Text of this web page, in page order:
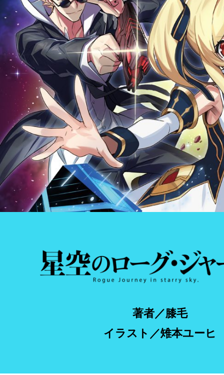
著者／膝毛
イラスト／雉本ユーヒ